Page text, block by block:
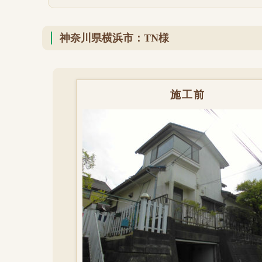
神奈川県横浜市：TN様
施工前